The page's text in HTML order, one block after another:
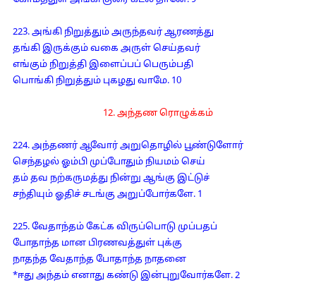
223. அங்கி நிறுத்தும் அருந்தவர் ஆரணத்து
தங்கி இருக்கும் வகை அருள் செய்தவர்
எங்கும் நிறுத்தி இளைப்பப் பெரும்பதி
பொங்கி நிறுத்தும் புகழது வாமே. 10
12. அந்தண ரொழுக்கம்
224. அந்தணர் ஆவோர் அறுதொழில் பூண்டுளோர்
செந்தழல் ஓம்பி முப்போதும் நியமம் செய்
தம் தவ நற்கருமத்து நின்று ஆங்கு இட்டுச்
சந்தியும் ஓதிச் சடங்கு அறுப்போர்களே. 1
225. வேதாந்தம் கேட்க விருப்பொடு முப்பதப்
போதாந்த மான பிரணவத்துள் புக்கு
நாதந்த வேதாந்த போதாந்த நாதனை
*ஈது அந்தம் எனாது கண்டு இன்புறுவோர்களே. 2